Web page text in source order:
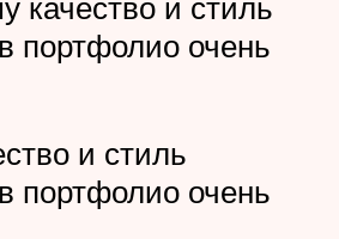
портфолио очень
и стиль
портфолио очень